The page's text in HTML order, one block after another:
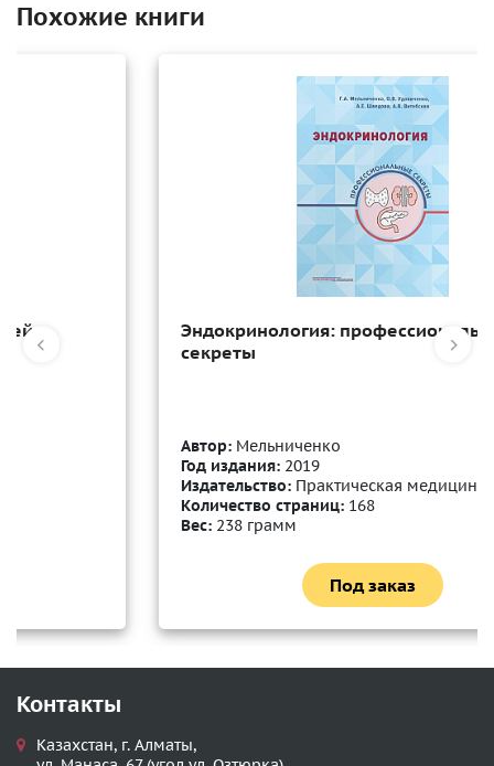
Похожие книги
Эндокринология: профессиональные
Мельниченко
2019
Практическая медицина
Количество страниц:168
Контакты
Казахстан, г. Алматы,